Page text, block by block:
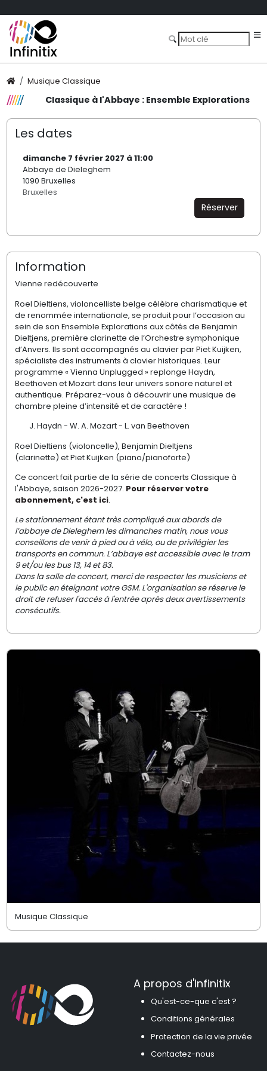
Musique Classique
Classique à l'Abbaye : Ensemble Explorations
Les dates
dimanche 7 février 2027 à 11:00
Abbaye de Dieleghem
1090 Bruxelles
Bruxelles
Réserver
Information
Vienne redécouverte
Roel Dieltiens, violoncelliste belge célèbre charismatique et
de renommée internationale, se produit pour l’occasion au
sein de son Ensemble Explorations aux côtés de Benjamin
Dieltjens, première clarinette de l’Orchestre symphonique
d’Anvers. Ils sont accompagnés au clavier par Piet Kuijken,
spécialiste des instruments à clavier historiques. Leur
programme « Vienna Unplugged » replonge Haydn,
Beethoven et Mozart dans leur univers sonore naturel et
authentique. Préparez-vous à découvrir une musique de
chambre pleine d’intensité et de caractère !
J. Haydn - W. A. Mozart - L. van Beethoven
Roel Dieltiens (violoncelle), Benjamin Dieltjens
(clarinette) et Piet Kuijken (piano/pianoforte)
Ce concert fait partie de la série de concerts Classique à
l'Abbaye, saison 2026-2027. Pour réserver votre
abonnement, c'est ici.
Le stationnement étant très compliqué aux abords de
l’abbaye de Dieleghem les dimanches matin, nous vous
conseillons de venir à pied ou à vélo, ou de privilégier les
transports en commun. L’abbaye est accessible avec le tram
9 et/ou les bus 13, 14 et 83.
Dans la salle de concert, merci de respecter les musiciens et
le public en éteignant votre GSM. L'organisation se réserve le
droit de refuser l'accès à l'entrée après deux avertissements
consécutifs.
Musique Classique
A propos d'Infinitix
Qu'est-ce-que c'est ?
Conditions générales
Protection de la vie privée
Contactez-nous